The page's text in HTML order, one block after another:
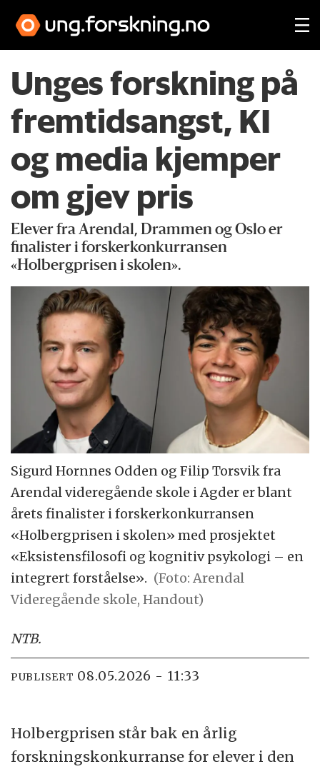
Unges forskning på
fremtidsangst, KI
og media kjemper
om gjev pris
Elever fra Arendal, Drammen og Oslo er
finalister i forskerkonkurransen
«Holbergprisen i skolen».
Sigurd Hornnes Odden og Filip Torsvik fra
Arendal videregående skole i Agder er blant
årets finalister i forskerkonkurransen
«Holbergprisen i skolen» med prosjektet
«Eksistensfilosofi og kognitiv psykologi – en
integrert forståelse». (Foto: Arendal
Videregående skole, Handout)
NTB.
PUBLISERT 08.05.2026 - 11:33
Holbergprisen står bak en årlig
forskningskonkurranse for elever i den